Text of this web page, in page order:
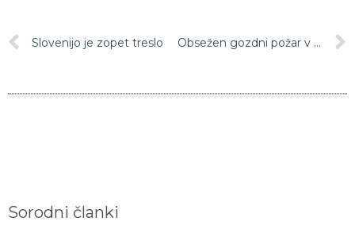
Slovenijo je zopet treslo Obsežen gozdni požar v okolici Preddvora, pohodniki naj se izogibaju območju
Sorodni članki